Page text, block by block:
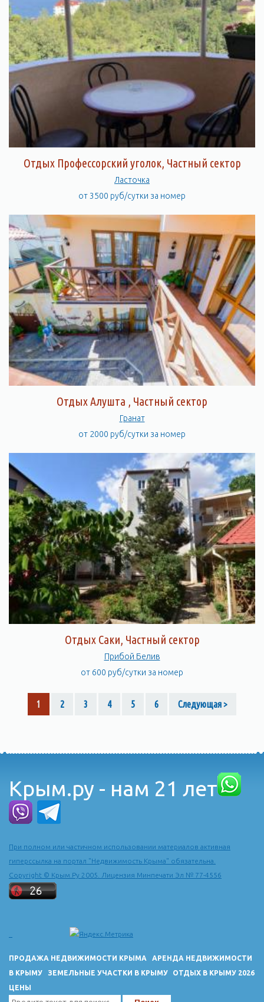
Отдых Профессорский уголок, Частный сектор
Ласточка
от 3500 руб/сутки за номер
Отдых Алушта , Частный сектор
Гранат
от 2000 руб/сутки за номер
Отдых Саки, Частный сектор
Прибой Белив
от 600 руб/сутки за номер
1 2 3 4 5 6 Следующая >
Крым.ру - нам 21 лет
При полном или частичном использовании материалов активная
гиперссылка на портал "Недвижимость Крыма" обязательна.
Copyright © Крым.Ру 2005. Лицензия Минпечати Эл № 77-4556
ПРОДАЖА НЕДВИЖИМОСТИ КРЫМА
АРЕНДА НЕДВИЖИМОСТИ
В КРЫМУ
ЗЕМЕЛЬНЫЕ УЧАСТКИ В КРЫМУ
ОТДЫХ В КРЫМУ 2026
ЦЕНЫ